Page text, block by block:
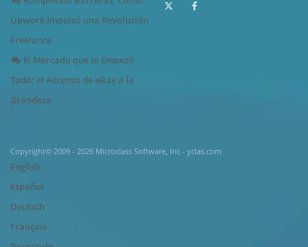
Upwork Impulsó una Revolución
Freelance
El Mercado que lo Empezó
Todo: el Ascenso de eBay a la
Grandeza
Copyright© 2009 - 2026 Microclass Software, Inc - yclas.com
English
Español
Deutsch
Français